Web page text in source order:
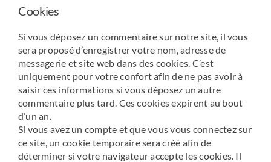
Cookies
Si vous déposez un commentaire sur notre site, il vous
sera proposé d’enregistrer votre nom, adresse de
messagerie et site web dans des cookies. C’est
uniquement pour votre confort afin de ne pas avoir à
saisir ces informations si vous déposez un autre
commentaire plus tard. Ces cookies expirent au bout
d’un an.
Si vous avez un compte et que vous vous connectez sur
ce site, un cookie temporaire sera créé afin de
déterminer si votre navigateur accepte les cookies. Il